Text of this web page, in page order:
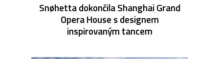
Snøhetta dokončila Shanghai Grand
Opera House s designem
inspirovaným tancem